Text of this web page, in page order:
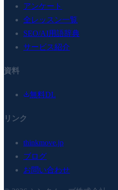
アンケート
全レッスン一覧
SEO/AI用語辞典
サービス紹介
資料
無料DL
リンク
thinkmove.jp
ブログ
お問い合わせ